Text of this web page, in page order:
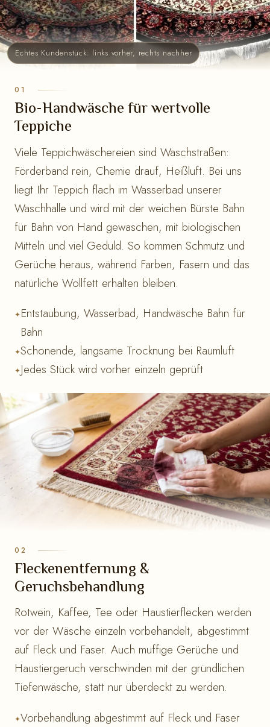
Echtes Kundenstück: links vorher, rechts nachher
Bio-Handwäsche für wertvolle
Teppiche
Viele Teppichwäschereien sind Waschstraßen:
Förderband rein, Chemie drauf, Heißluft. Bei uns
liegt Ihr Teppich flach im Wasserbad unserer
Waschhalle und wird mit der weichen Bürste Bahn
für Bahn von Hand gewaschen, mit biologischen
Mitteln und viel Geduld. So kommen Schmutz und
Gerüche heraus, während Farben, Fasern und das
natürliche Wollfett erhalten bleiben.
Entstaubung, Wasserbad, Handwäsche Bahn für
Bahn
Schonende, langsame Trocknung bei Raumluft
Jedes Stück wird vorher einzeln geprüft
Fleckenentfernung &
Geruchsbehandlung
Rotwein, Kaffee, Tee oder Haustierflecken werden
vor der Wäsche einzeln vorbehandelt, abgestimmt
auf Fleck und Faser. Auch muffige Gerüche und
Haustiergeruch verschwinden mit der gründlichen
Tiefenwäsche, statt nur überdeckt zu werden.
Vorbehandlung abgestimmt auf Fleck und Faser